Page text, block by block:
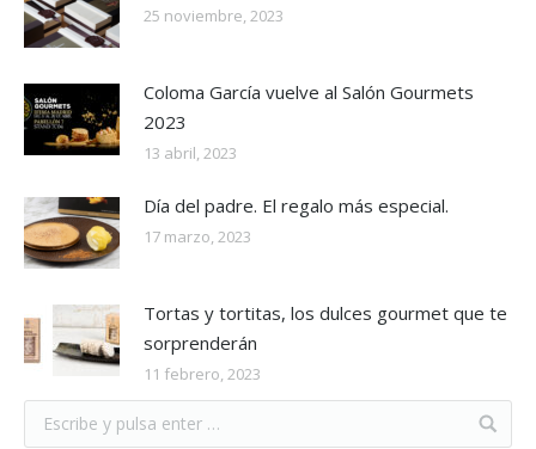
25 noviembre, 2023
Coloma García vuelve al Salón Gourmets
2023
13 abril, 2023
Día del padre. El regalo más especial.
17 marzo, 2023
Tortas y tortitas, los dulces gourmet que te
sorprenderán
11 febrero, 2023